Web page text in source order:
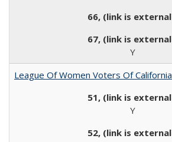
Y
League Of Women Voters Of California
Y